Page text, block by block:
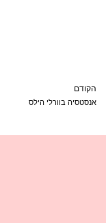
הקודם
אנסטסיה בוורלי הילס